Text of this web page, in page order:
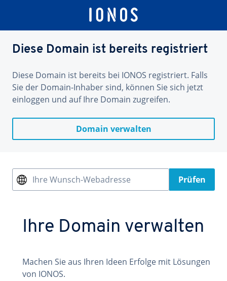
Diese Domain ist bereits registriert
Diese Domain ist bereits bei IONOS registriert. Falls
Sie der Domain-Inhaber sind, können Sie sich jetzt
einloggen und auf Ihre Domain zugreifen.
Domain verwalten
Ihre Wunsch-Webadresse Prüfen
Ihre Domain verwalten
Machen Sie aus Ihren Ideen Erfolge mit Lösungen
von IONOS.